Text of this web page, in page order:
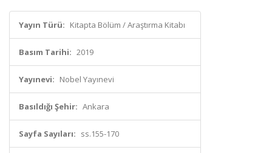
Yayın Türü: Kitapta Bölüm / Araştırma Kitabı
Basım Tarihi: 2019
Yayınevi: Nobel Yayınevi
Basıldığı Şehir: Ankara
Sayfa Sayıları: ss.155-170